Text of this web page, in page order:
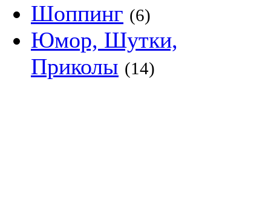
Шоппинг (6)
Юмор, Шутки,
Приколы (14)